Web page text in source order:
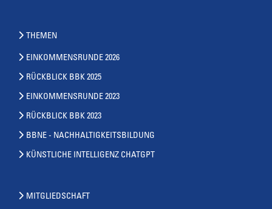
THEMEN
EINKOMMENSRUNDE 2026
RÜCKBLICK BBK 2025
EINKOMMENSRUNDE 2023
RÜCKBLICK BBK 2023
BBNE - NACHHALTIGKEITSBILDUNG
KÜNSTLICHE INTELLIGENZ CHATGPT
MITGLIEDSCHAFT